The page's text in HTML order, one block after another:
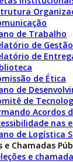
de Trabalho
de
de
de Ética
de
de
Acordos
nas
de Logística
e Chamadas
e